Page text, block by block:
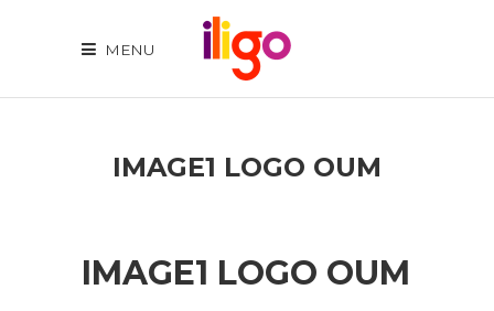
MENU
IMAGE1 LOGO OUM
IMAGE1 LOGO OUM